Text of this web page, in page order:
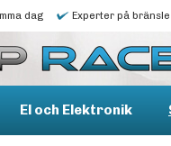
dag Experter på
El och Elektronik